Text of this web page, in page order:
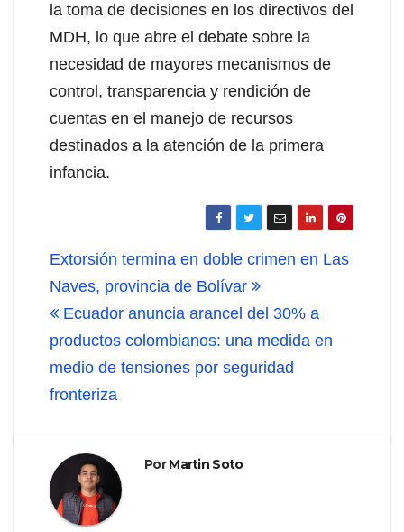
la toma de decisiones en los directivos del
MDH, lo que abre el debate sobre la
necesidad de mayores mecanismos de
control, transparencia y rendición de
cuentas en el manejo de recursos
destinados a la atención de la primera
infancia.
Navegación
de
entradas
Extorsión termina en doble crimen en Las
Naves, provincia de Bolívar
Ecuador anuncia arancel del 30% a
productos colombianos: una medida en
medio de tensiones por seguridad
fronteriza
PorMartin Soto